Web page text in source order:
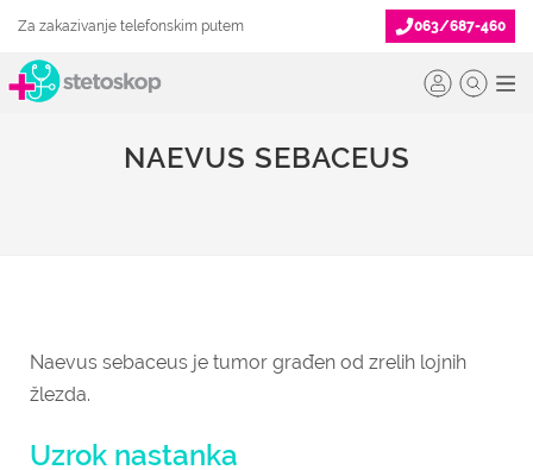
Za zakazivanje telefonskim putem 063/687-460
NAEVUS SEBACEUS
Naevus sebaceus je tumor građen od zrelih lojnih
žlezda.
Uzrok nastanka